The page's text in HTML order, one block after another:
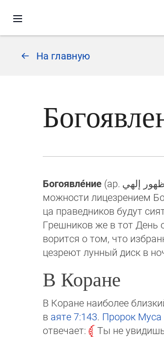
На главную
Богоявле́ние (ар. إلهي
мож­нос­ти ли­це­зре­ни­ем
ца пра­вед­ни­ков будут
Греш­ни­ков же в тот День
во­рит­ся о том, что
цезреют лун­ный диск в
В Коране
В Коране наиболее
в аяте7:143. Пророк Муса
от­ве­чает:
Ты не